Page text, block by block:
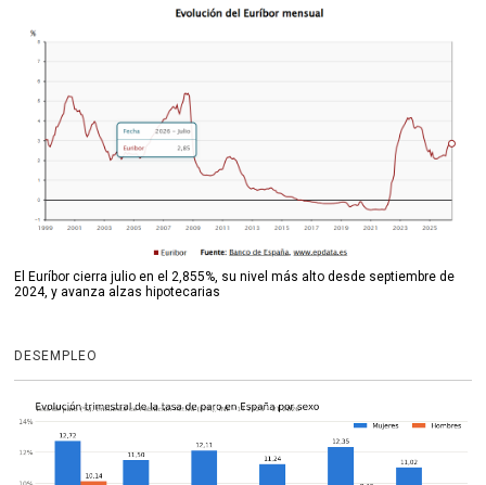
El Euríbor cierra julio en el 2,855%, su nivel más alto desde septiembre de
2024, y avanza alzas hipotecarias
DESEMPLEO